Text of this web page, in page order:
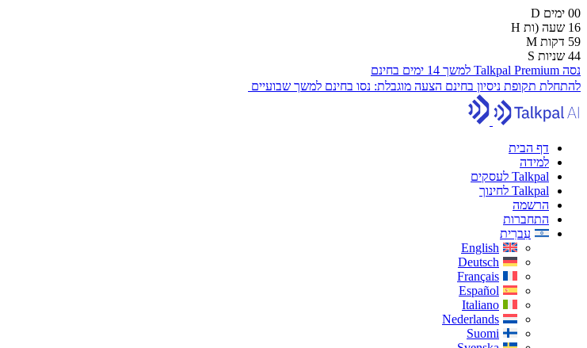
00 ימים D
16 שעה (ות H
59 דקות M
43 שניות S
נסה Talkpal Premium למשך 14 ימים בחינם
להתחלת תקופת ניסיון בחינם הצעה מוגבלת: נסו בחינם למשך שבועיים
דף הבית
למידה
Talkpal לעסקים
Talkpal לחינוך
הרשמה
התחברות
עִברִית
English
Deutsch
Français
Español
Italiano
Nederlands
Suomi